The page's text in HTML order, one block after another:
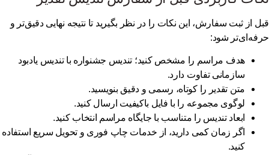
از ثبت سفارش، این نکات را در نظر بگیرید تا نتیجه نهایی دقیق‌تر و
شود:
هدف مراسم را مشخص کنید؛ تندیس جشنواره با تندیس یادبود
سازمانی تفاوت دارد.
متن تقدیر را کوتاه، رسمی و دقیق بنویسید.
لوگوی مجموعه را با فایل باکیفیت ارسال کنید.
ابعاد تندیس را متناسب با جایگاه مراسم انتخاب کنید.
اگر زمان کمی دارید، از خدماتچاپ فوری و تحویل سریعاستفاده
کنید.